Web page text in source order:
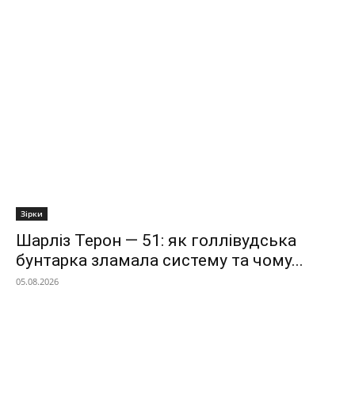
Зірки
Шарліз Терон — 51: як голлівудська
бунтарка зламала систему та чому...
05.08.2026